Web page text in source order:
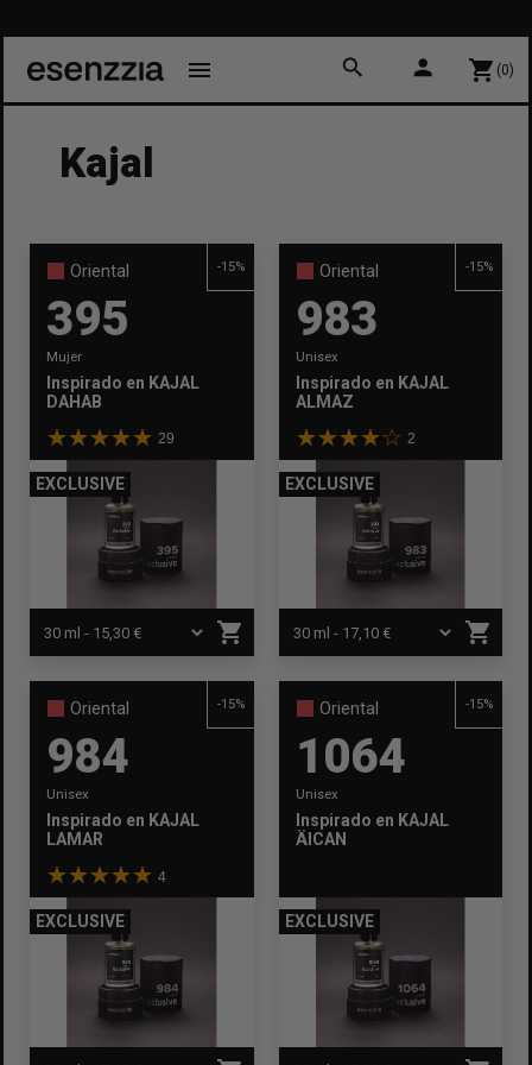
menu search person shopping_cart (0)
Kajal
Oriental
395
Mujer
Inspirado en KAJAL
DAHAB
29
-15%
EXCLUSIVE
shopping_cart
Oriental
983
Unisex
Inspirado en KAJAL
ALMAZ
2
-15%
EXCLUSIVE
shopping_cart
Oriental
984
Unisex
Inspirado en KAJAL
LAMAR
4
-15%
EXCLUSIVE
Oriental
1064
Unisex
Inspirado en KAJAL
ÄICAN
-15%
EXCLUSIVE